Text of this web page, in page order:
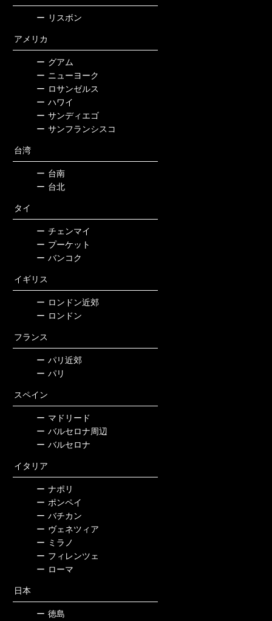
ー リスボン
アメリカ
ー グアム
ー ニューヨーク
ー ロサンゼルス
ー ハワイ
ー サンディエゴ
ー サンフランシスコ
台湾
ー 台南
ー 台北
タイ
ー チェンマイ
ー プーケット
ー バンコク
イギリス
ー ロンドン近郊
ー ロンドン
フランス
ー パリ近郊
ー パリ
スペイン
ー マドリード
ー バルセロナ周辺
ー バルセロナ
イタリア
ー ナポリ
ー ポンペイ
ー バチカン
ー ヴェネツィア
ー ミラノ
ー フィレンツェ
ー ローマ
日本
ー 徳島